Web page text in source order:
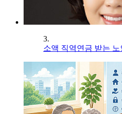
3.
소액 직역연금 받는